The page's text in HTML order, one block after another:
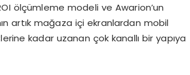
ölçümleme modeli ve Awarion’un
artık mağaza içi ekranlardan mobil
kadar uzanan çok kanallı bir yapıya